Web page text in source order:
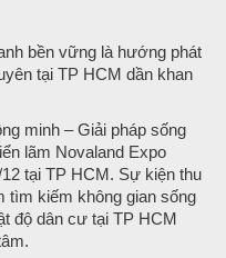
bền vững là hướng phát
tại TP HCM dần khan
minh – Giải pháp sống
lãm Novaland Expo
tại TP HCM. Sự kiện thu
tìm kiếm không gian sống
độ dân cư tại TP HCM